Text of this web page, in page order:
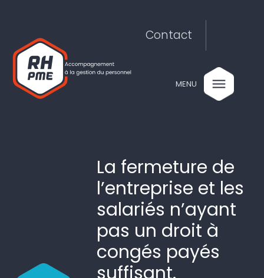
Contact
MENU
La fermeture de
l’entreprise et les
salariés n’ayant
pas un droit à
congés payés